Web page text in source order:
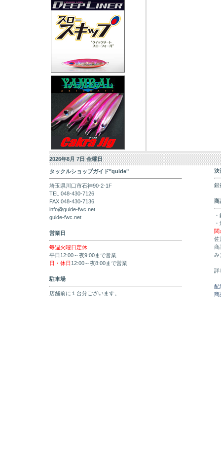
2026年8月 7日 金曜日
タックルショップガイド"guide"
埼玉県川口市石神90-2-1F
TEL 048-430-7126
FAX 048-430-7136
info@guide-fwc.net
guide-fwc.net
営業日
毎週火曜日定休
平日12:00～夜9:00まで営業
日・休日 12:00～夜8:00まで営業
駐車場
店舗前に１台分ございます。
決
銀
商
関
佐
商
み
詳
配
商